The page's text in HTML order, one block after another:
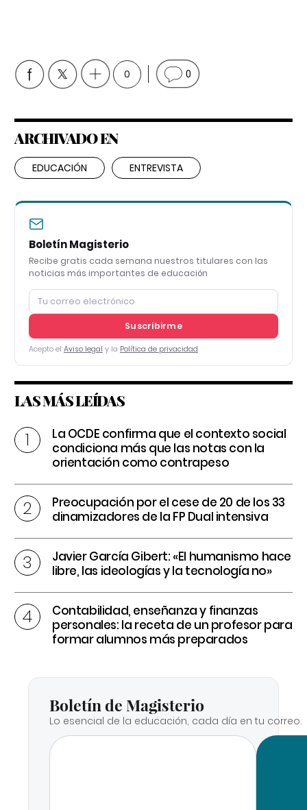
0 0
ARCHIVADO EN
EDUCACIÓN ENTREVISTA
Boletín Magisterio
Recibe gratis cada semana nuestros titulares con las
noticias más importantes de educación
Suscribirme
Acepto el Aviso legal y la Política de privacidad
LAS MÁS LEÍDAS
La OCDE confirma que el contexto social
condiciona más que las notas con la
orientación como contrapeso
Preocupación por el cese de 20 de los 33
dinamizadores de la FP Dual intensiva
Javier García Gibert: «El humanismo hace
libre, las ideologías y la tecnología no»
Contabilidad, enseñanza y finanzas
personales: la receta de un profesor para
formar alumnos más preparados
Boletín de Magisterio
Lo esencial de la educación, cada día en tu correo.